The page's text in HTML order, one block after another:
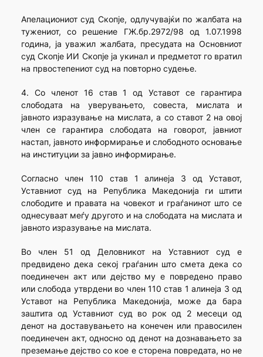
Апелациониот суд Скопје, одлучувајќи по жалбата на
тужениот, со решение ГЖ.бр.2972/98 од 1.07.1998
година, ја уважил жалбата, пресудата на Основниот
суд Скопје ИИ Скопје ја укинал и предметот го вратил
на првостепениот суд на повторно судење.
4. Со членот 16 став 1 од Уставот се гарантира
слободата на уверувањето, совеста, мислата и
јавното изразување на мислата, а со ставот 2 на овој
член се гарантира слободата на говорот, јавниот
настап, јавното информирање и слободното основање
на институции за јавно информирање.
Согласно член 110 став 1 алинеја 3 од Уставот,
Уставниот суд на Република Македонија ги штити
слободите и правата на човекот и граѓанинот што се
однесуваат меѓу другото и на слободата на мислата и
јавното изразување на мислата.
Во член 51 од Деловникот на Уставниот суд е
предвидено дека секој граѓанин што смета дека со
поединечен акт или дејство му е повредено право
или слобода утврдени во член 110 став 1 алинеја 3 од
Уставот на Република Македонија, може да бара
заштита од Уставниот суд во рок од 2 месеци од
денот на доставувањето на конечен или правосилен
поединечен акт, односно од денот на дознавањето за
преземање дејство со кое е сторена повредата, но не